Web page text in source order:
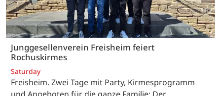
Junggesellenverein Freisheim feiert
Rochuskirmes
Saturday
Freisheim. Zwei Tage mit Party, Kirmesprogramm